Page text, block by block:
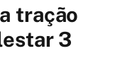
tração
3